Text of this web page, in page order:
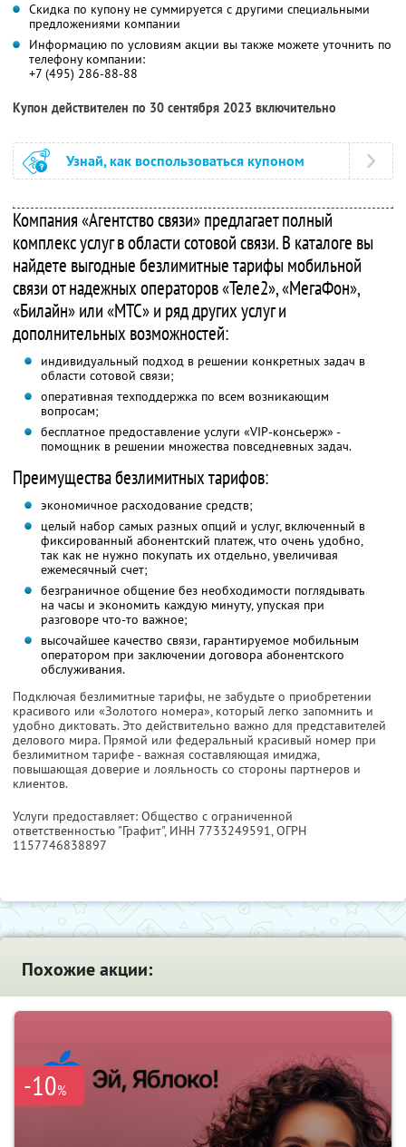
Скидка по купону не суммируется с другими специальными
предложениями компании
Информацию по условиям акции вы также можете уточнить по
телефону компании:
+7 (495) 286-88-88
Купон действителен по 30 сентября 2023 включительно
Узнай, как воспользоваться купоном
Компания «Агентство связи» предлагает полный
комплекс услуг в области сотовой связи. В каталоге вы
найдете выгодные безлимитные тарифы мобильной
связи от надежных операторов «Теле2», «МегаФон»,
«Билайн» или «МТС» и ряд других услуг и
дополнительных возможностей:
индивидуальный подход в решении конкретных задач в
области сотовой связи;
оперативная техподдержка по всем возникающим
вопросам;
бесплатное предоставление услуги «VIP-консьерж» -
помощник в решении множества повседневных задач.
Преимущества безлимитных тарифов:
экономичное расходование средств;
целый набор самых разных опций и услуг, включенный в
фиксированный абонентский платеж, что очень удобно,
так как не нужно покупать их отдельно, увеличивая
ежемесячный счет;
безграничное общение без необходимости поглядывать
на часы и экономить каждую минуту, упуская при
разговоре что-то важное;
высочайшее качество связи, гарантируемое мобильным
оператором при заключении договора абонентского
обслуживания.
Подключая безлимитные тарифы, не забудьте о приобретении
красивого или «Золотого номера», который легко запомнить и
удобно диктовать. Это действительно важно для представителей
делового мира. Прямой или федеральный красивый номер при
безлимитном тарифе - важная составляющая имиджа,
повышающая доверие и лояльность со стороны партнеров и
клиентов.
Услуги предоставляет: Общество с ограниченной
ответственностью "Графит", ИНН 7733249591, ОГРН
1157746838897
Похожие акции:
-10%